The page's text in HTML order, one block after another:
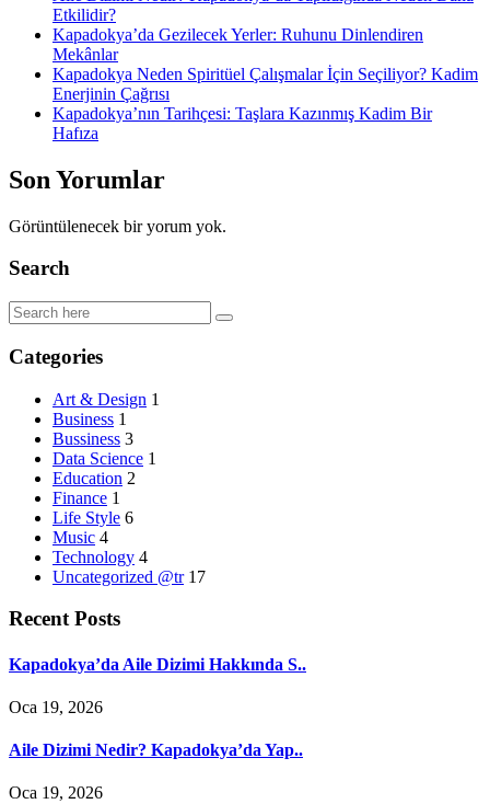
Etkilidir?
Kapadokya’da Gezilecek Yerler: Ruhunu Dinlendiren
Mekânlar
Kapadokya Neden Spiritüel Çalışmalar İçin Seçiliyor? Kadim
Enerjinin Çağrısı
Kapadokya’nın Tarihçesi: Taşlara Kazınmış Kadim Bir
Hafıza
Son Yorumlar
Görüntülenecek bir yorum yok.
Search
Categories
Art & Design 1
Business 1
Bussiness 3
Data Science 1
Education 2
Finance 1
Life Style 6
Music 4
Technology 4
Uncategorized @tr 17
Recent Posts
Kapadokya’da Aile Dizimi Hakkında S..
Oca 19, 2026
Aile Dizimi Nedir? Kapadokya’da Yap..
Oca 19, 2026